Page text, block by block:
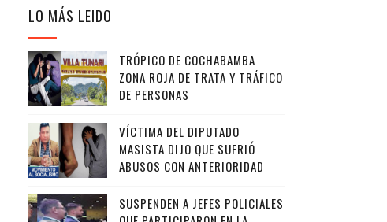
LO MÁS LEIDO
TRÓPICO DE COCHABAMBA
ZONA ROJA DE TRATA Y TRÁFICO
DE PERSONAS
VÍCTIMA DEL DIPUTADO
MASISTA DIJO QUE SUFRIÓ
ABUSOS CON ANTERIORIDAD
SUSPENDEN A JEFES POLICIALES